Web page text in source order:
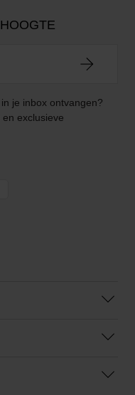
je inbox ontvangen?
exclusieve